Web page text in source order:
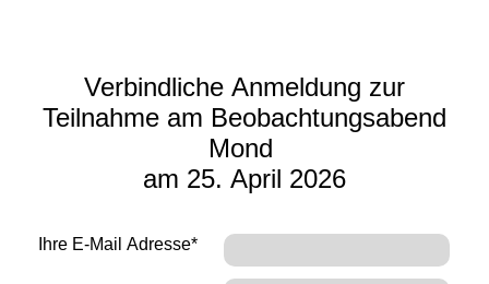
Verbindliche Anmeldung zur
Teilnahme am Beobachtungsabend
Mond
am 25. April 2026
Ihre E-Mail Adresse*